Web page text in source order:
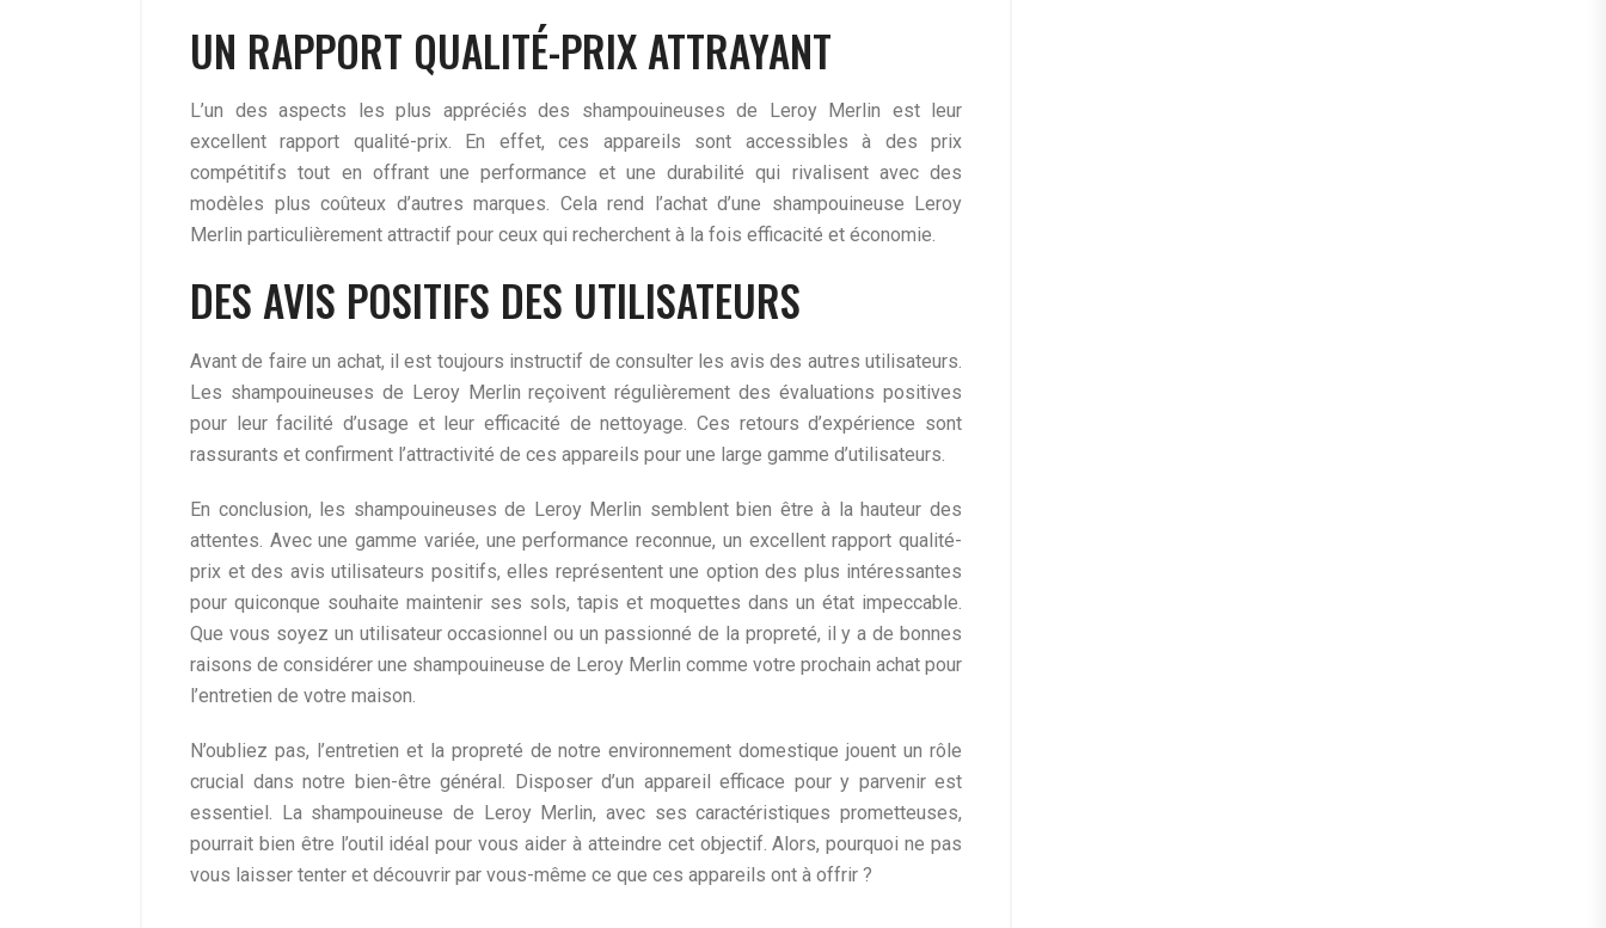
UN RAPPORT QUALITÉ-PRIX ATTRAYANT
L’un des aspects les plus appréciés des shampouineuses de Leroy Merlin est leur
excellent rapport qualité-prix. En effet, ces appareils sont accessibles à des prix
compétitifs tout en offrant une performance et une durabilité qui rivalisent avec des
modèles plus coûteux d’autres marques. Cela rend l’achat d’une shampouineuse Leroy
Merlin particulièrement attractif pour ceux qui recherchent à la fois efficacité et économie.
DES AVIS POSITIFS DES UTILISATEURS
Avant de faire un achat, il est toujours instructif de consulter les avis des autres utilisateurs.
Les shampouineuses de Leroy Merlin reçoivent régulièrement des évaluations positives
pour leur facilité d’usage et leur efficacité de nettoyage. Ces retours d’expérience sont
rassurants et confirment l’attractivité de ces appareils pour une large gamme d’utilisateurs.
En conclusion, les shampouineuses de Leroy Merlin semblent bien être à la hauteur des
attentes. Avec une gamme variée, une performance reconnue, un excellent rapport qualité-
prix et des avis utilisateurs positifs, elles représentent une option des plus intéressantes
pour quiconque souhaite maintenir ses sols, tapis et moquettes dans un état impeccable.
Que vous soyez un utilisateur occasionnel ou un passionné de la propreté, il y a de bonnes
raisons de considérer une shampouineuse de Leroy Merlin comme votre prochain achat pour
l’entretien de votre maison.
N’oubliez pas, l’entretien et la propreté de notre environnement domestique jouent un rôle
crucial dans notre bien-être général. Disposer d’un appareil efficace pour y parvenir est
essentiel. La shampouineuse de Leroy Merlin, avec ses caractéristiques prometteuses,
pourrait bien être l’outil idéal pour vous aider à atteindre cet objectif. Alors, pourquoi ne pas
vous laisser tenter et découvrir par vous-même ce que ces appareils ont à offrir ?